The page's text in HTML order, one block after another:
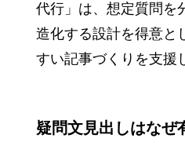
代行」は、想定質問を
造化する設計を得意と
すい記事づくりを支援
疑問文見出しはなぜ